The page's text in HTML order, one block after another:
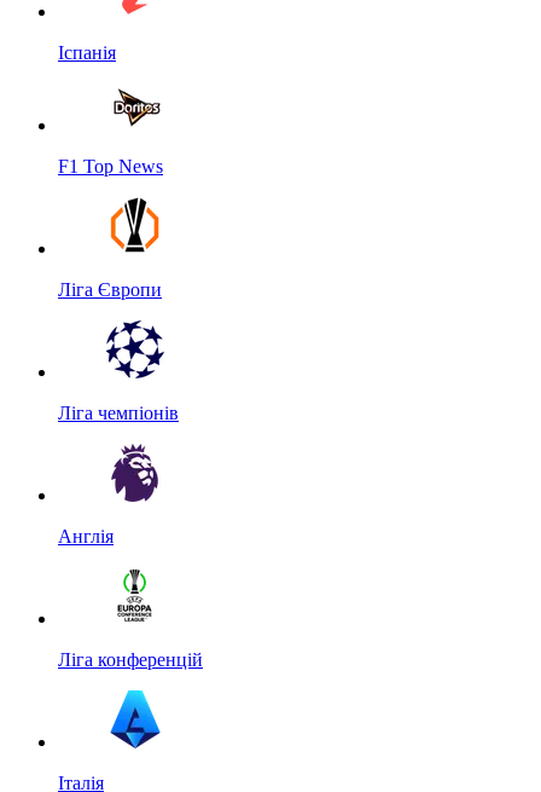
Іспанія
F1 Top News
Ліга Європи
Ліга чемпіонів
Англія
Ліга конференцій
Італія